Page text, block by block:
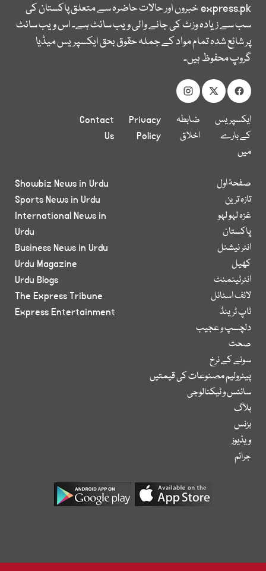
express.pkخبروں اور حالات حاضرہ سے متعلق پاکستان کی
سب سے زیادہ وزٹ کی جانے والی ویب سائٹ ہے۔ اس ویب سائٹ
پر شائع شدہ تمام مواد کے جملہ حقوق بحق ایکسپریس میڈیا
گروپ محفوظ ہیں۔
ایکسپریس
کے بارے
میں
ضابطہ
اخلاق
Privacy
Policy
Contact
Us
صفحۂ اول
تازہ ترین
غزہ لہو لہو
پاکستان
انٹر نیشنل
کھیل
انٹرٹینمنٹ
لائف اسٹائل
ٹاپ ٹرینڈ
دلچسپ و عجیب
صحت
سونے کے نرخ
پیٹرولیم مصنوعات کی قیمتیں
سائنس و ٹیکنالوجی
بلاگ
بزنس
ویڈیوز
جرائم
Showbiz News in Urdu
Sports News in Urdu
International News in
Urdu
Business News in Urdu
Urdu Magazine
Urdu Blogs
The Express Tribune
Express Entertainment